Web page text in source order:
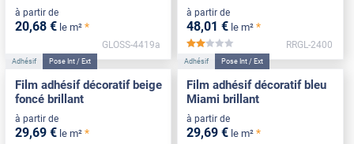
à partir de
20,68 € le m² *
GLOSS-4419a
à partir de
48,01 € le m² *
*****
RRGL-2400
Adhésif Pose Int / Ext
Film adhésif décoratif beige
foncé brillant
à partir de
29,69 € le m² *
Adhésif Pose Int / Ext
Film adhésif décoratif bleu
Miami brillant
à partir de
29,69 € le m² *